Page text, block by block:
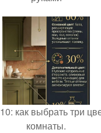
как выбрать три
комнаты.